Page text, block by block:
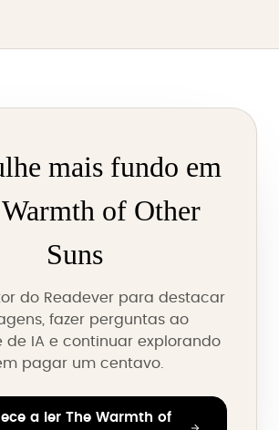
mais fundo em
of Other
Suns
do Readever para destacar
fazer perguntas ao
de IA e continuar explorando
pagar um centavo.
a ler The Warmth of